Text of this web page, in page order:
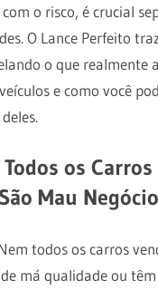
o risco, é crucial
O Lance Perfeito
o que realmente
e como você
os Carros
Mau
todos os carros
má qualidade ou